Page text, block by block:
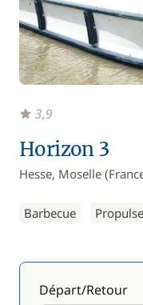
Horizon 3
Hesse, Moselle
Barbecue
3,9
Départ/Retour